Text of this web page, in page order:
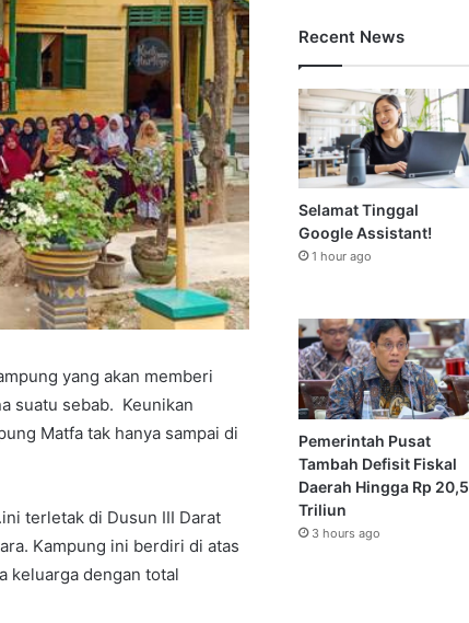
yang akan memberi
suatu sebab. Keunikan
Matfa tak hanya sampai di
terletak di Dusun III Darat
Kampung ini berdiri di atas
keluarga dengan total
Recent News
Selamat Tinggal
Google Assistant!
1 hour ago
Pemerintah Pusat
Tambah Defisit Fiskal
Daerah Hingga Rp 20,5
Triliun
3 hours ago